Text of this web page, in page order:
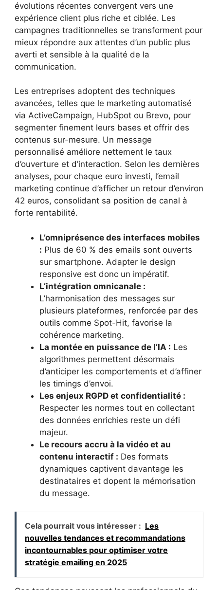
évolutions récentes convergent vers une
expérience client plus riche et ciblée. Les
campagnes traditionnelles se transforment pour
mieux répondre aux attentes d’un public plus
averti et sensible à la qualité de la
communication.
Les entreprises adoptent des techniques
avancées, telles que le marketing automatisé
via ActiveCampaign, HubSpot ou Brevo, pour
segmenter finement leurs bases et offrir des
contenus sur-mesure. Un message
personnalisé améliore nettement le taux
d’ouverture et d’interaction. Selon les dernières
analyses, pour chaque euro investi, l’email
marketing continue d’afficher un retour d’environ
42 euros, consolidant sa position de canal à
forte rentabilité.
L’omniprésence des interfaces mobiles
: Plus de 60 % des emails sont ouverts
sur smartphone. Adapter le design
responsive est donc un impératif.
L’intégration omnicanale :
L’harmonisation des messages sur
plusieurs plateformes, renforcée par des
outils comme Spot-Hit, favorise la
cohérence marketing.
La montée en puissance de l’IA : Les
algorithmes permettent désormais
d’anticiper les comportements et d’affiner
les timings d’envoi.
Les enjeux RGPD et confidentialité :
Respecter les normes tout en collectant
des données enrichies reste un défi
majeur.
Le recours accru à la vidéo et au
contenu interactif : Des formats
dynamiques captivent davantage les
destinataires et dopent la mémorisation
du message.
Cela pourrait vous intéresser : Les
nouvelles tendances et recommandations
incontournables pour optimiser votre
stratégie emailing en 2025